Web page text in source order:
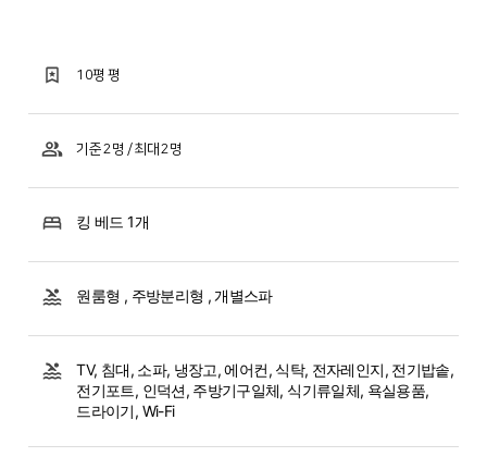
10평 평
기준 2명 / 최대 2명
킹 베드 1개
원룸형 , 주방분리형 , 개별스파
TV, 침대, 소파, 냉장고, 에어컨, 식탁, 전자레인지, 전기밥솥,
전기포트, 인덕션, 주방기구일체, 식기류일체, 욕실용품,
드라이기, Wi-Fi